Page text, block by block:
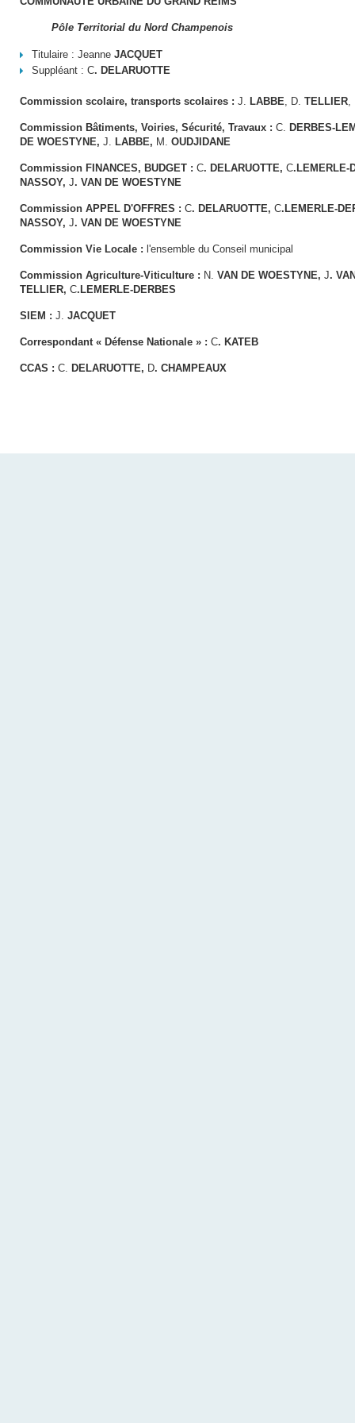
Pôle Territorial du Nord Champenois
Titulaire : Jeanne JACQUET
Suppléant : C. DELARUOTTE
Commission scolaire, transports scolaires : J. LABBE, D. TELLIER,
Commission Bâtiments, Voiries, Sécurité, Travaux : C. DERBES-
DE WOESTYNE, J. LABBE, M. OUDJIDANE
Commission FINANCES, BUDGET : C. DELARUOTTE, C.LEMERLE-
NASSOY, J. VAN DE WOESTYNE
Commission APPEL D'OFFRES : C. DELARUOTTE, C.LEMERLE-
NASSOY, J. VAN DE WOESTYNE
Commission Vie Locale : l'ensemble du Conseil municipal
Commission Agriculture-Viticulture : N. VAN DE WOESTYNE, J.
TELLIER, C.LEMERLE-DERBES
SIEM : J. JACQUET
Correspondant « Défense Nationale » : C. KATEB
CCAS : C. DELARUOTTE, D. CHAMPEAUX